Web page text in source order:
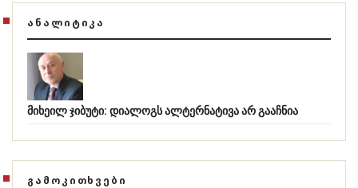
ᲐᲜᲐᲚᲘᲢᲘᲙᲐ
მიხეილ ჯიბუტი: დიალოგს ალტერნატივა არ გააჩნია
ᲒᲐᲛᲝᲙᲘᲗᲮᲕᲔᲑᲘ